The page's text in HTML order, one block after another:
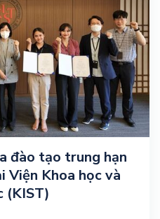
đào tạo trung hạn
Viện Khoa học và
(KIST)